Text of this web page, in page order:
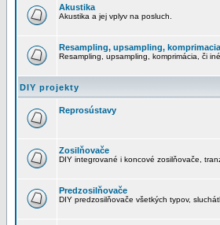
Akustika
Akustika a jej vplyv na posluch.
Resampling, upsampling,
Resampling, upsampling, komprimácia, či
DIY projekty
Reprosústavy
Zosilňovače
DIY integrované i koncové zosilňovače,
Predzosilňovače
DIY predzosilňovače všetkých typov,